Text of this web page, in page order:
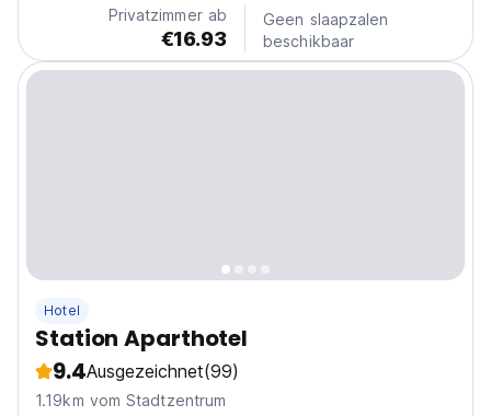
Privatzimmer ab
€16.93
Geen slaapzalen
beschikbaar
Hotel
Station Aparthotel
9.4Ausgezeichnet(99)
1.19km vom Stadtzentrum